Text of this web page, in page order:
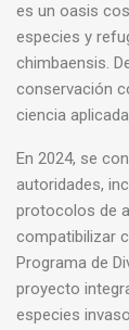
es un oasis
especies y
chimbaensis.
conservación
ciencia
En 2024, se
autoridades,
protocolos de
compatibilizar
Programa de
proyecto
especies